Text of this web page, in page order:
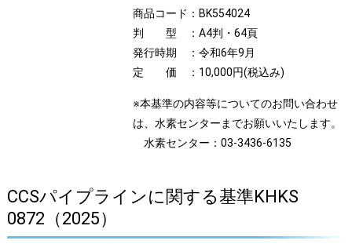
商品コード：BK554024
判 型 ：A4判・64頁
発行時期 ：令和6年9月
定 価 ：10,000円(税込み)
※本基準の内容等についてのお問い合わせ
は、水素センターまでお願いいたします。
水素センター：03-3436-6135
CCSパイプラインに関する基準KHKS
0872（2025）